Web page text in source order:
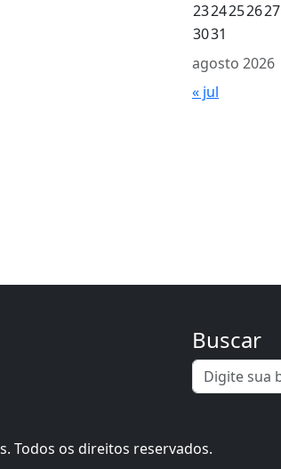
agosto 2026
2324252627
3031
« jul
Buscar
Todos os direitos reservados.